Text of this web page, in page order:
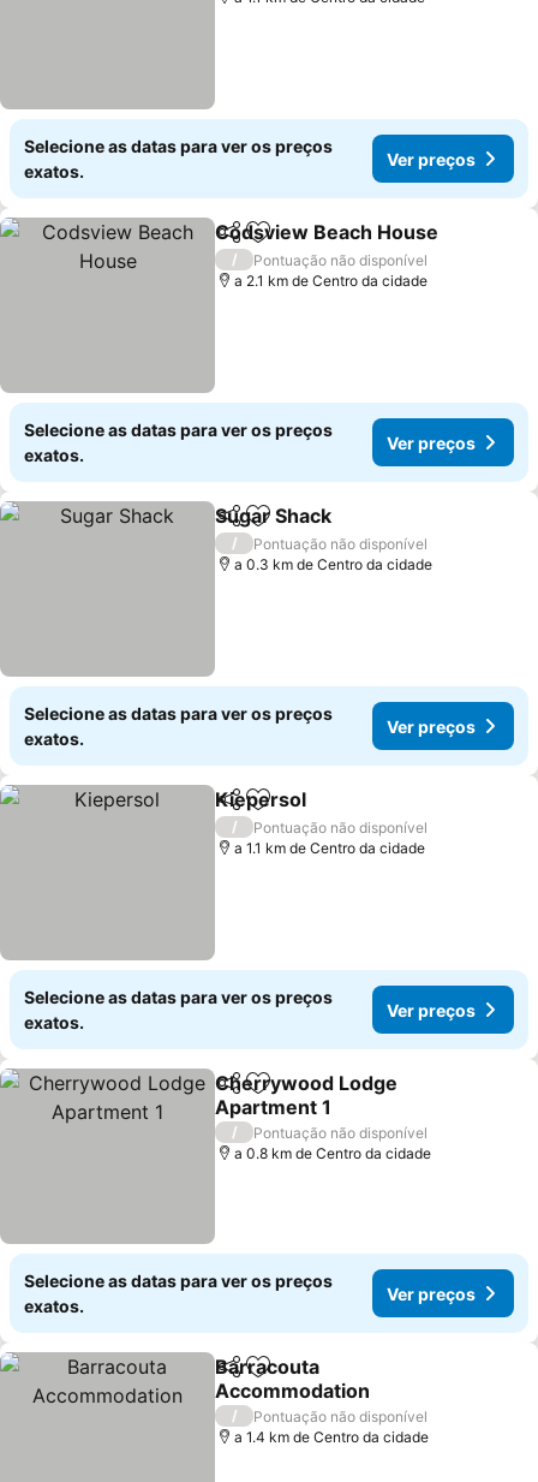
Selecione as datas para ver os preços
exatos.
Ver preços
PartilharAdicionar aos favoritos
Codsview Beach House
/
Pontuação não disponível
a 2.1 km de Centro da cidade
Selecione as datas para ver os preços
exatos.
Ver preços
PartilharAdicionar aos favoritos
Sugar Shack
/
Pontuação não disponível
a 0.3 km de Centro da cidade
Selecione as datas para ver os preços
exatos.
Ver preços
PartilharAdicionar aos favoritos
Kiepersol
/
Pontuação não disponível
a 1.1 km de Centro da cidade
Selecione as datas para ver os preços
exatos.
Ver preços
PartilharAdicionar aos favoritos
Cherrywood Lodge
Apartment 1
/
Pontuação não disponível
a 0.8 km de Centro da cidade
Selecione as datas para ver os preços
exatos.
Ver preços
PartilharAdicionar aos favoritos
Barracouta
Accommodation
/
Pontuação não disponível
a 1.4 km de Centro da cidade